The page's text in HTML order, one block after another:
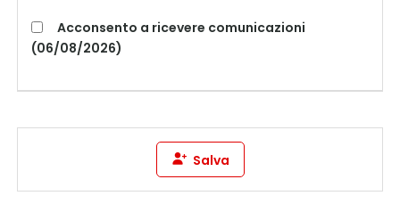
Acconsento a ricevere comunicazioni
(06/08/2026)
Salva